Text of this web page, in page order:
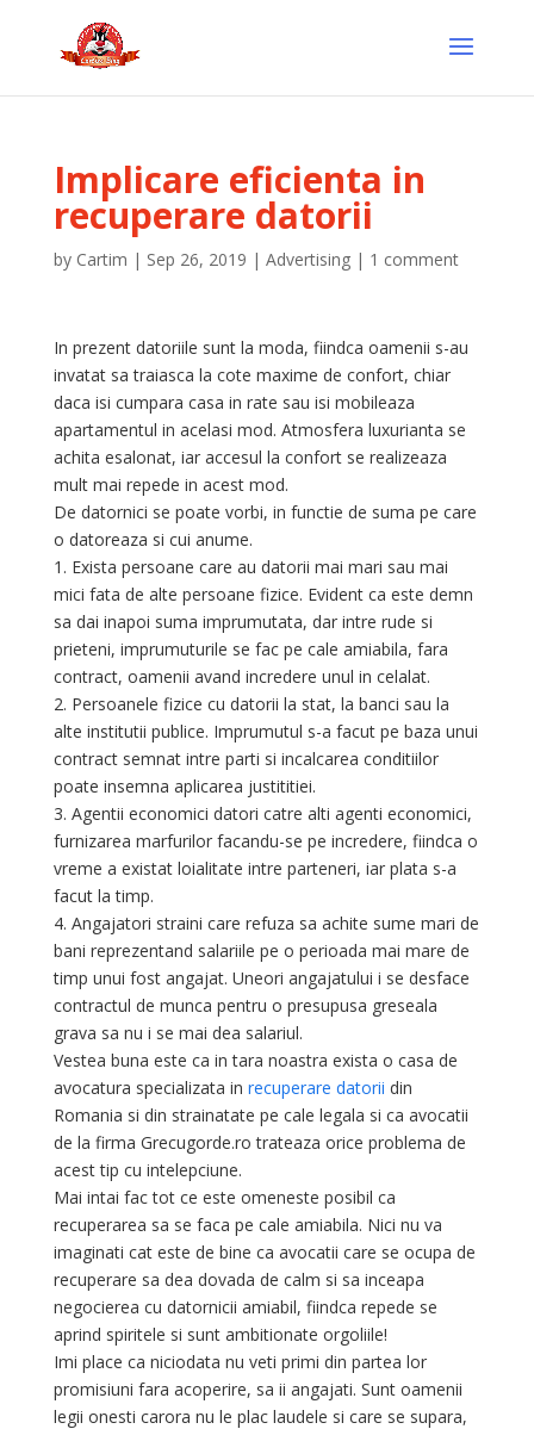
Implicare eficienta in
recuperare datorii
by Cartim | Sep 26, 2019 | Advertising| 1 comment
In prezent datoriile sunt la moda, fiindca oamenii s-au
invatat sa traiasca la cote maxime de confort, chiar
daca isi cumpara casa in rate sau isi mobileaza
apartamentul in acelasi mod. Atmosfera luxurianta se
achita esalonat, iar accesul la confort se realizeaza
mult mai repede in acest mod.
De datornici se poate vorbi, in functie de suma pe care
o datoreaza si cui anume.
1. Exista persoane care au datorii mai mari sau mai
mici fata de alte persoane fizice. Evident ca este demn
sa dai inapoi suma imprumutata, dar intre rude si
prieteni, imprumuturile se fac pe cale amiabila, fara
contract, oamenii avand incredere unul in celalat.
2. Persoanele fizice cu datorii la stat, la banci sau la
alte institutii publice. Imprumutul s-a facut pe baza unui
contract semnat intre parti si incalcarea conditiilor
poate insemna aplicarea justititiei.
3. Agentii economici datori catre alti agenti economici,
furnizarea marfurilor facandu-se pe incredere, fiindca o
vreme a existat loialitate intre parteneri, iar plata s-a
facut la timp.
4. Angajatori straini care refuza sa achite sume mari de
bani reprezentand salariile pe o perioada mai mare de
timp unui fost angajat. Uneori angajatului i se desface
contractul de munca pentru o presupusa greseala
grava sa nu i se mai dea salariul.
Vestea buna este ca in tara noastra exista o casa de
avocatura specializata in recuperare datorii din
Romania si din strainatate pe cale legala si ca avocatii
de la firma Grecugorde.ro trateaza orice problema de
acest tip cu intelepciune.
Mai intai fac tot ce este omeneste posibil ca
recuperarea sa se faca pe cale amiabila. Nici nu va
imaginati cat este de bine ca avocatii care se ocupa de
recuperare sa dea dovada de calm si sa inceapa
negocierea cu datornicii amiabil, fiindca repede se
aprind spiritele si sunt ambitionate orgoliile!
Imi place ca niciodata nu veti primi din partea lor
promisiuni fara acoperire, sa ii angajati. Sunt oamenii
legii onesti carora nu le plac laudele si care se supara,